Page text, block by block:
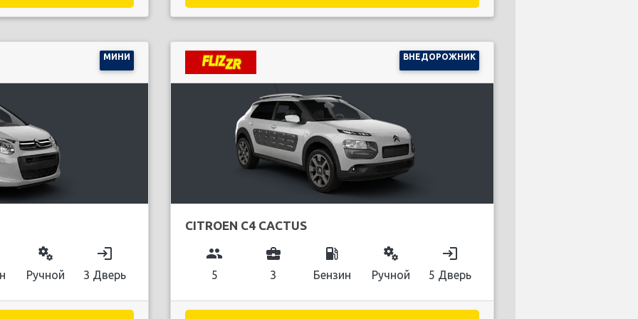
МИНИ
miscellaneous_services
Ручной
login
3 Дверь
ВНЕДОРОЖНИК
CITROEN C4 CACTUS
group
5
business_center
3
local_gas_station
Бензин
miscellaneous_services
Ручной
login
5 Дверь